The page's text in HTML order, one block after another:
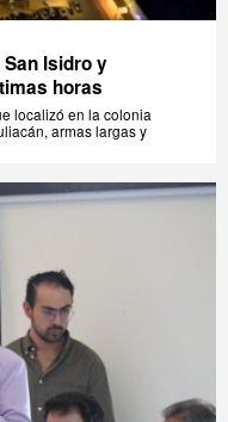
Isidro y
horas
localizó en la colonia
armas largas y